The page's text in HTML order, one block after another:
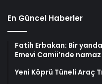
En Güncel Haberler
Fatih Erbakan: Bir
Emevi Camii’nde namaz
Yeni Köprü Tüneli Araç